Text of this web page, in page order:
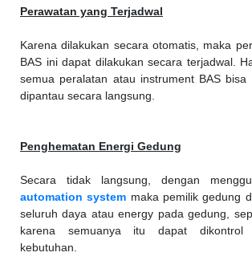
Perawatan yang Terjadwal
Karena dilakukan secara otomatis, maka
BAS ini dapat dilakukan secara terjadwal.
semua peralatan atau instrument BAS bisa
dipantau secara langsung.
Penghematan Energi Gedung
Secara tidak langsung, dengan
automation system maka pemilik gedung
seluruh daya atau energy pada gedung,
karena semuanya itu dapat dikontrol
kebutuhan.